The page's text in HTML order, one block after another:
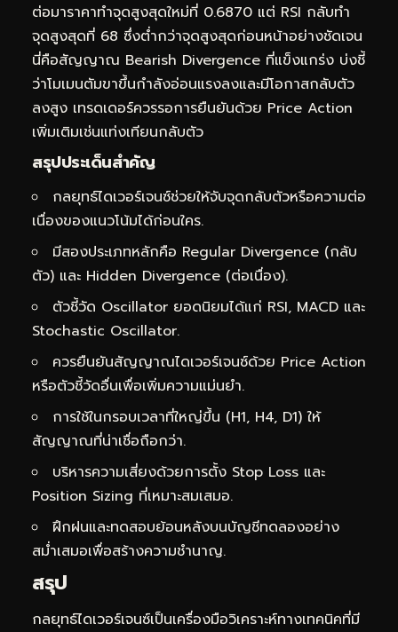
ต่อมาราคาทำจุดสูงสุดใหม่ที่ 0.6870 แต่ RSI กลับทำ
จุดสูงสุดที่ 68 ซึ่งต่ำกว่าจุดสูงสุดก่อนหน้าอย่างชัดเจน
นี่คือสัญญาณ Bearish Divergence ที่แข็งแกร่ง บ่งชี้
ว่าโมเมนตัมขาขึ้นกำลังอ่อนแรงลงและมีโอกาสกลับตัว
ลงสูง เทรดเดอร์ควรรอการยืนยันด้วย Price Action
เพิ่มเติมเช่นแท่งเทียนกลับตัว
สรุปประเด็นสำคัญ
กลยุทธ์ไดเวอร์เจนซ์ช่วยให้จับจุดกลับตัวหรือความต่อ
เนื่องของแนวโน้มได้ก่อนใคร.
มีสองประเภทหลักคือ Regular Divergence (กลับ
ตัว) และ Hidden Divergence (ต่อเนื่อง).
ตัวชี้วัด Oscillator ยอดนิยมได้แก่ RSI, MACD และ
Stochastic Oscillator.
ควรยืนยันสัญญาณไดเวอร์เจนซ์ด้วย Price Action
หรือตัวชี้วัดอื่นเพื่อเพิ่มความแม่นยำ.
การใช้ในกรอบเวลาที่ใหญ่ขึ้น (H1, H4, D1) ให้
สัญญาณที่น่าเชื่อถือกว่า.
บริหารความเสี่ยงด้วยการตั้ง Stop Loss และ
Position Sizing ที่เหมาะสมเสมอ.
ฝึกฝนและทดสอบย้อนหลังบนบัญชีทดลองอย่าง
สม่ำเสมอเพื่อสร้างความชำนาญ.
สรุป
กลยุทธ์ไดเวอร์เจนซ์เป็นเครื่องมือวิเคราะห์ทางเทคนิคที่มี